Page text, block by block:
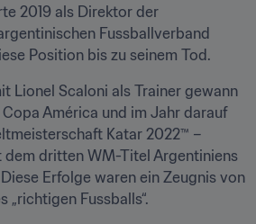
2019 als Direktor der
Fussballverband
Position bis zu seinem Tod.
Lionel Scaloni als Trainer gewann
América und im Jahr darauf
Katar 2022™ –
dritten WM-Titel Argentiniens
Erfolge waren ein Zeugnis von
Fussballs“.